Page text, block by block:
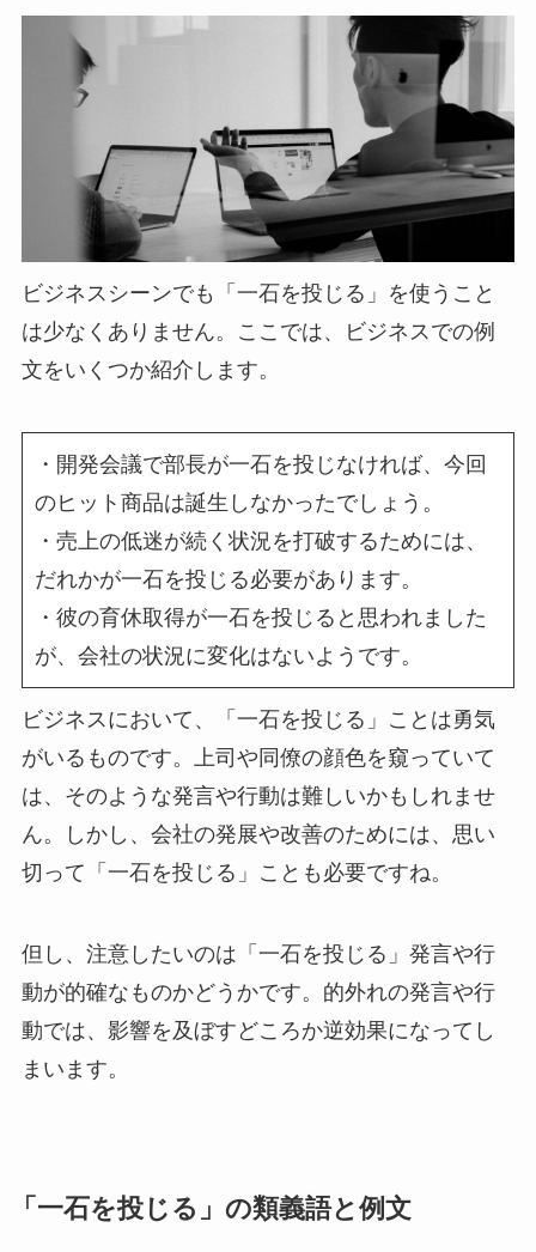
ビジネスシーンでも「一石を投じる」を使うこと
は少なくありません。ここでは、ビジネスでの例
文をいくつか紹介します。
・開発会議で部長が一石を投じなければ、今回
のヒット商品は誕生しなかったでしょう。
・売上の低迷が続く状況を打破するためには、
だれかが一石を投じる必要があります。
・彼の育休取得が一石を投じると思われました
が、会社の状況に変化はないようです。
ビジネスにおいて、「一石を投じる」ことは勇気
がいるものです。上司や同僚の顔色を窺っていて
は、そのような発言や行動は難しいかもしれませ
ん。しかし、会社の発展や改善のためには、思い
切って「一石を投じる」ことも必要ですね。
但し、注意したいのは「一石を投じる」発言や行
動が的確なものかどうかです。的外れの発言や行
動では、影響を及ぼすどころか逆効果になってし
まいます。
「一石を投じる」の類義語と例文